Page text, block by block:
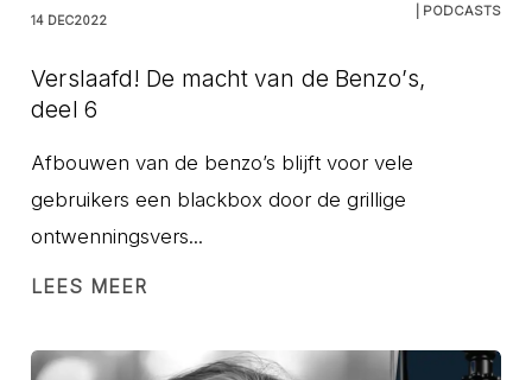
14 DEC2022
| PODCASTS
Verslaafd! De macht van de Benzo’s,
deel 6
Afbouwen van de benzo’s blijft voor vele
gebruikers een blackbox door de grillige
ontwenningsvers...
LEES MEER